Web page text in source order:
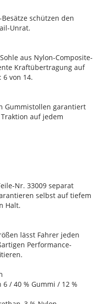
schützen den
Unrat.
aus Nylon-Composite-
Kraftübertragung auf
6 von 14.
Gummistollen garantiert
auf jedem
Nr. 33009 separat
selbst auf tiefem
Halt.
lässt Fahrer jeden
Performance-
6 / 40 % Gummi / 12 %